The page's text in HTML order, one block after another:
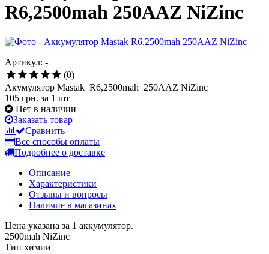
R6,2500mah 250AAZ NiZinc
Артикул: -
(0)
Акумулятор Mastak R6,2500mah 250AAZ NiZinc
105 грн. за 1 шт
Нет в наличии
Заказать товар
Сравнить
Все способы оплаты
Подробнее о доставке
Описание
Характеристики
Отзывы и вопросы
Наличие в магазинах
Цена указана за 1 аккумулятор.
2500mah NiZinc
Тип химии